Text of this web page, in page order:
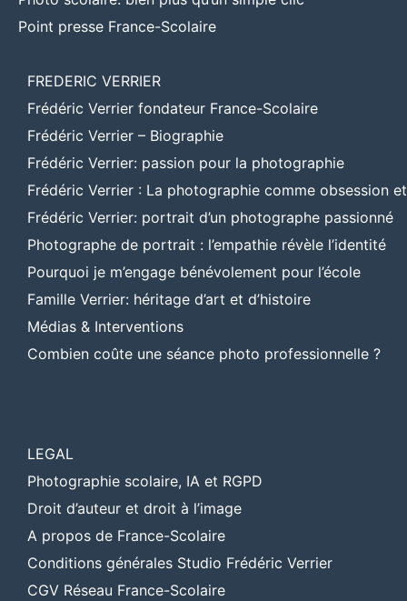
Point presse France-Scolaire
FREDERIC VERRIER
Frédéric Verrier fondateur France-Scolaire
Frédéric Verrier – Biographie
Frédéric Verrier: passion pour la photographie
Frédéric Verrier : La photographie comme obsession
Frédéric Verrier: portrait d’un photographe passionné
Photographe de portrait : l’empathie révèle l’identité
Pourquoi je m’engage bénévolement pour l’école
Famille Verrier: héritage d’art et d’histoire
Médias & Interventions
Combien coûte une séance photo professionnelle ?
LEGAL
Photographie scolaire, IA et RGPD
Droit d’auteur et droit à l’image
A propos de France-Scolaire
Conditions générales Studio Frédéric Verrier
CGV Réseau France-Scolaire